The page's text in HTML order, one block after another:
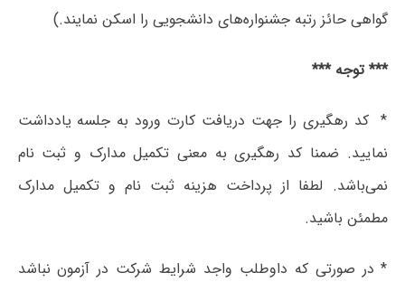
گواهی حائز رتبه جشنواره‌های دانشجویی را اسکن نمایند.)
*** توجه ***
* کد رهگیری را جهت دریافت کارت ورود به جلسه یادداشت
نمایید. ضمنا کد رهگیری به معنی تکمیل مدارک و ثبت نام
نمی‌باشد. لطفا از پرداخت هزینه ثبت نام و تکمیل مدارک
مطمئن باشید.
* در صورتی که داوطلب واجد شرایط شرکت در آزمون نباشد